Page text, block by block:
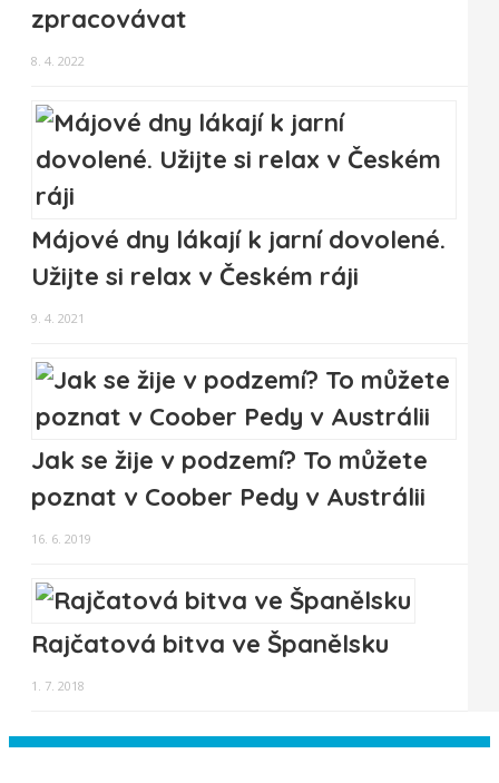
zpracovávat
8. 4. 2022
Májové dny lákají k jarní dovolené.
Užijte si relax v Českém ráji
9. 4. 2021
Jak se žije v podzemí? To můžete
poznat v Coober Pedy v Austrálii
16. 6. 2019
Rajčatová bitva ve Španělsku
1. 7. 2018